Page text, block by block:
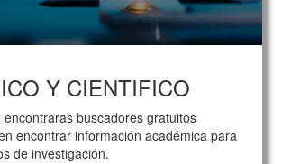
Y CIENTIFICO
encontraras buscadores gratuitos
encontrar información académica para
de investigación.